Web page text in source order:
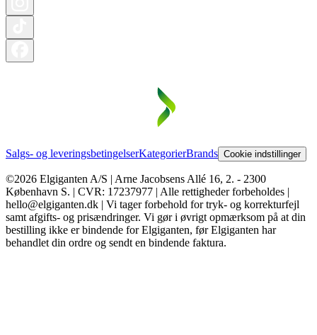
Salgs- og leveringsbetingelserKategorierBrands Cookie indstillinger
©2026 Elgiganten A/S | Arne Jacobsens Allé 16, 2. - 2300
København S. | CVR: 17237977 | Alle rettigheder forbeholdes |
hello@elgiganten.dk | Vi tager forbehold for tryk- og korrekturfejl
samt afgifts- og prisændringer. Vi gør i øvrigt opmærksom på at din
bestilling ikke er bindende for Elgiganten, før Elgiganten har
behandlet din ordre og sendt en bindende faktura.